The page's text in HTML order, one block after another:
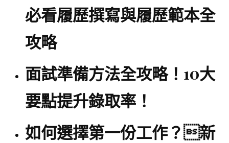
必看履歷撰寫與履歷範本全
攻略
面試準備方法全攻略！10大
要點提升錄取率！
如何選擇第一份工作？新